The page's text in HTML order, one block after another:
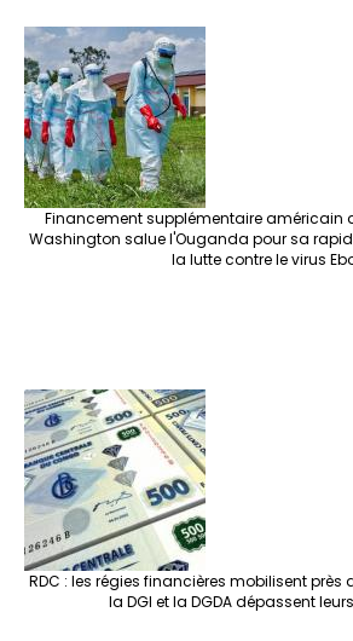
Financement supplémentaire américain
Washington salue l'Ouganda pour sa
la lutte contre le virus
RDC : les régies financières mobilisent près
la DGI et la DGDA dépassent